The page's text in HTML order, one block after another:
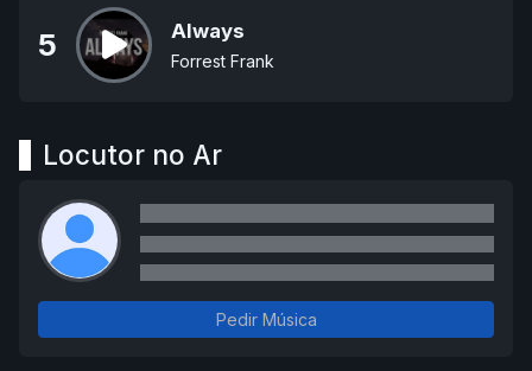
5 Always
Forrest Frank
Locutor no Ar
Pedir Música